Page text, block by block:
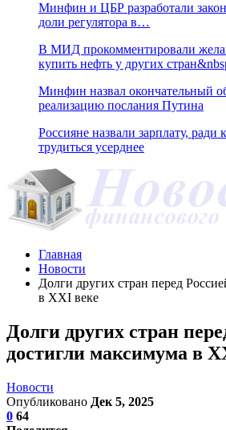
Минфин и ЦБР разработали
доли регулятора в…
В МИД прокомментировали
купить нефть у других
Минфин назвал окончательный
реализацию послания Путина
Россияне назвали зарплату, ради
трудиться усерднее
Главная
Новости
Долги других стран перед
в XXI веке
Долги других стран
достигли максимума в
Новости
Опубликовано Дек 5, 2025
0 64